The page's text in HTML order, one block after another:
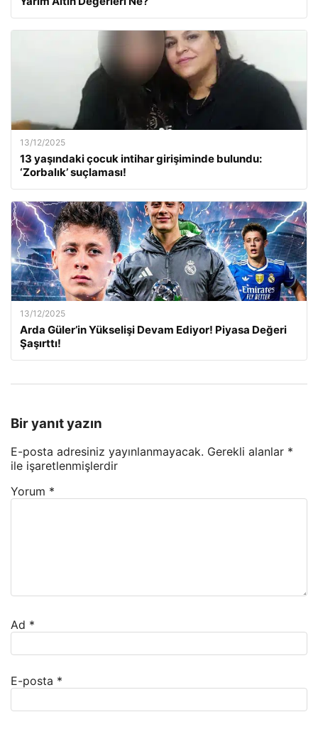
13/12/2025
13 yaşındaki çocuk intihar girişiminde bulundu:
‘Zorbalık’ suçlaması!
13/12/2025
Arda Güler’in Yükselişi Devam Ediyor! Piyasa Değeri
Şaşırttı!
Bir yanıt yazın
E-posta adresiniz yayınlanmayacak. Gerekli alanlar *
ile işaretlenmişlerdir
Yorum *
Ad *
E-posta *